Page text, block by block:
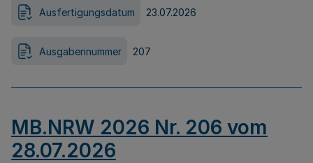
Ausfertigungsdatum 23.07.2026
Ausgabennummer 207
MB.NRW 2026 Nr. 206 vom
28.07.2026